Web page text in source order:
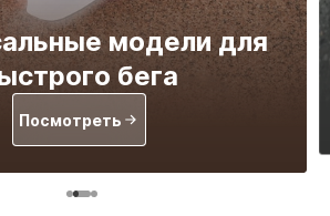
модели для
бега
Посмотреть